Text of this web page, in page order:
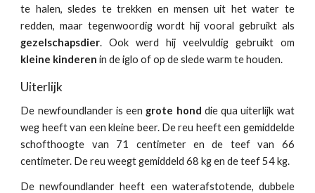
te halen, sledes te trekken en mensen uit het water te
redden, maar tegenwoordig wordt hij vooral gebruikt als
gezelschapsdier. Ook werd hij veelvuldig gebruikt om
kleine kinderen in de iglo of op de slede warm te houden.
Uiterlijk
De newfoundlander is een grote hond die qua uiterlijk wat
weg heeft van een kleine beer. De reu heeft een gemiddelde
schofthoogte van 71 centimeter en de teef van 66
centimeter. De reu weegt gemiddeld 68 kg en de teef 54 kg.
De newfoundlander heeft een waterafstotende, dubbele